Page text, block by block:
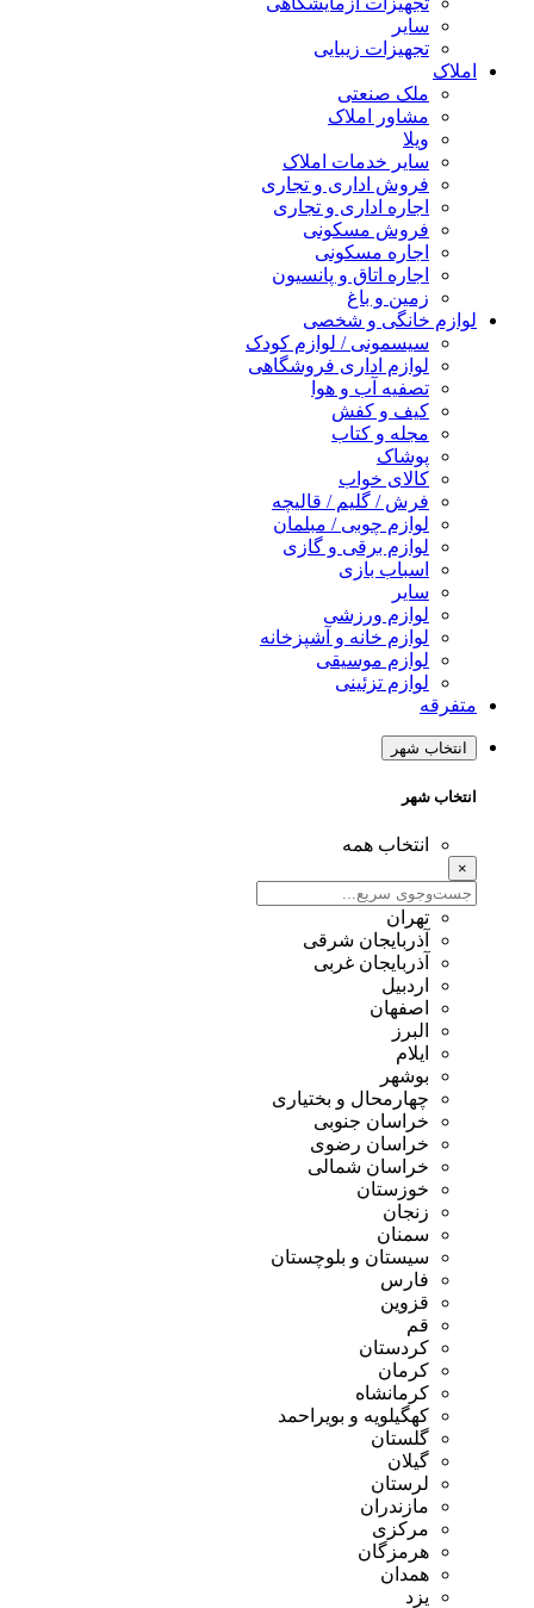
سایر
تجهیزات زیبایی
املاک
ملک صنعتی
مشاور املاک
ویلا
سایر خدمات املاک
فروش اداری و تجاری
اجاره اداری و تجاری
فروش مسکونی
اجاره مسکونی
اجاره اتاق و پانسیون
زمین و باغ
لوازم خانگی و شخصی
سیسمونی / لوازم کودک
لوازم اداری فروشگاهی
تصفیه آب و هوا
کیف و کفش
مجله و کتاب
پوشاک
کالای خواب
فرش / گلیم / قالیچه
لوازم چوبی / مبلمان
لوازم برقی و گازی
اسباب بازی
سایر
لوازم ورزشی
لوازم خانه و آشپزخانه
لوازم موسیقی
لوازم تزئینی
متفرقه
انتخاب شهر
انتخاب شهر
انتخاب همه
×
تهران
آذربایجان شرقی
آذربایجان غربی
اردبیل
اصفهان
البرز
ایلام
بوشهر
چهارمحال و بختیاری
خراسان جنوبی
خراسان رضوی
خراسان شمالی
خوزستان
زنجان
سمنان
سیستان و بلوچستان
فارس
قزوین
قم
کردستان
کرمان
کرمانشاه
کهگیلویه و بویراحمد
گلستان
گیلان
لرستان
مازندران
مرکزی
هرمزگان
همدان
یزد